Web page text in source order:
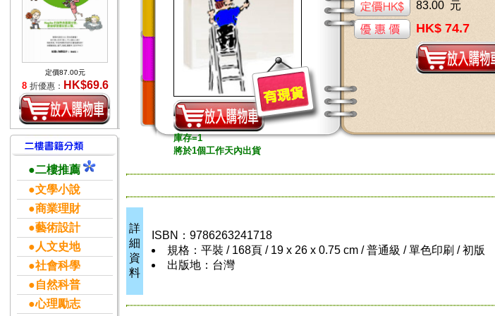
定價87.00元
8 折優惠： HK$69.6
●二樓推薦
●文學小說
●商業理財
●藝術設計
●人文史地
●社會科學
●自然科普
●心理勵志
庫存=1
將於1個工作天內出貨
83.00 元
HK$ 74.7
詳
細
資
料
ISBN：9786263241718
規格：平裝 / 168頁 / 19 x 26 x 0.75 cm / 普通級 / 單色印刷 / 初版
出版地：台灣